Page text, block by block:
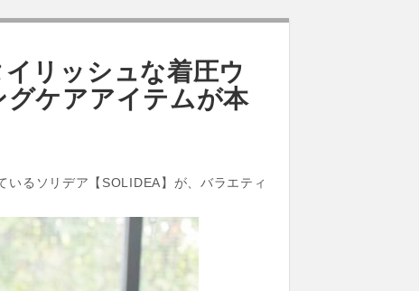
リッシュな着圧ウ
ケアアイテムが本
るソリデア【SOLIDEA】が、バラエティ